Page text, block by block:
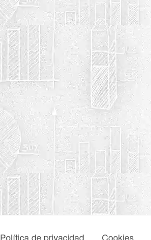
Política de privacidad Cookies